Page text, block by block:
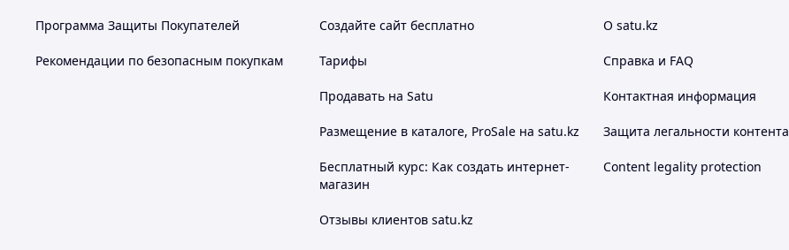
Программа Защиты Покупателей
Рекомендации по безопасным покупкам
Создайте сайт бесплатно
Тарифы
Продавать на Satu
Размещение в каталоге, ProSale на satu.kz
Бесплатный курс: Как создать интернет-
магазин
Отзывы клиентов satu.kz
О satu.kz
Справка и FAQ
Контактная информация
Защита легальности контента
Content legality protection